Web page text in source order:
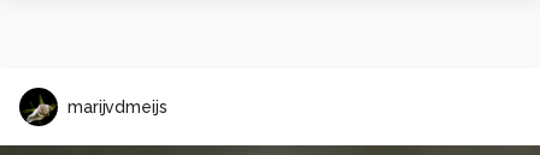
marijvdmeijs